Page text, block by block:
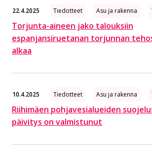
22.4.2025 Tiedotteet Asu ja rakenna
Torjunta-aineen jako talouksiin
espanjansiruetanan torjunnan
alkaa
10.4.2025 Tiedotteet Asu ja rakenna
Riihimäen pohjavesialueiden
päivitys on valmistunut